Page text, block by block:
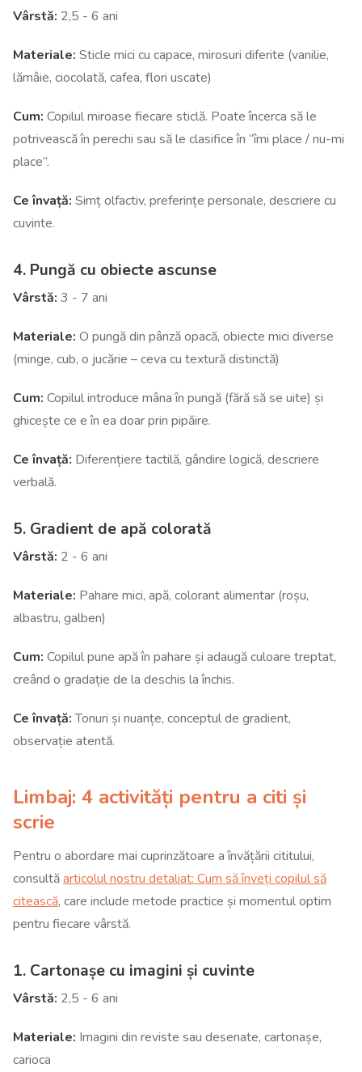
Vârstă: 2,5 - 6 ani
Materiale: Sticle mici cu capace, mirosuri diferite (vanilie,
lămâie, ciocolată, cafea, flori uscate)
Cum: Copilul miroase fiecare sticlă. Poate încerca să le
potrivească în perechi sau să le clasifice în “îmi place / nu-mi
place”.
Ce învață: Simț olfactiv, preferințe personale, descriere cu
cuvinte.
4. Pungă cu obiecte ascunse
Vârstă: 3 - 7 ani
Materiale: O pungă din pânză opacă, obiecte mici diverse
(minge, cub, o jucărie – ceva cu textură distinctă)
Cum: Copilul introduce mâna în pungă (fără să se uite) și
ghicește ce e în ea doar prin pipăire.
Ce învață: Diferențiere tactilă, gândire logică, descriere
verbală.
5. Gradient de apă colorată
Vârstă: 2 - 6 ani
Materiale: Pahare mici, apă, colorant alimentar (roșu,
albastru, galben)
Cum: Copilul pune apă în pahare și adaugă culoare treptat,
creând o gradație de la deschis la închis.
Ce învață:Tonuri și nuanțe, conceptul de gradient,
observație atentă.
Limbaj: 4 activități pentru a citi și
scrie
Pentru o abordare mai cuprinzătoare a învățării cititului,
consultăarticolul nostru detaliat: Cum să înveți copilul să
citească, care include metode practice și momentul optim
pentru fiecare vârstă.
1. Cartonașe cu imagini și cuvinte
Vârstă: 2,5 - 6 ani
Materiale: Imagini din reviste sau desenate, cartonașe,
carioca